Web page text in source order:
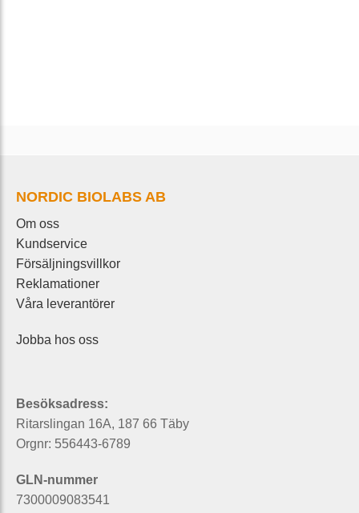
NORDIC BIOLABS AB
Om oss
Kundservice
Försäljningsvillkor
Reklamationer
Våra leverantörer
Jobba hos oss
Besöksadress:
Ritarslingan 16A, 187 66 Täby
Orgnr: 556443-6789
GLN-nummer
7300009083541